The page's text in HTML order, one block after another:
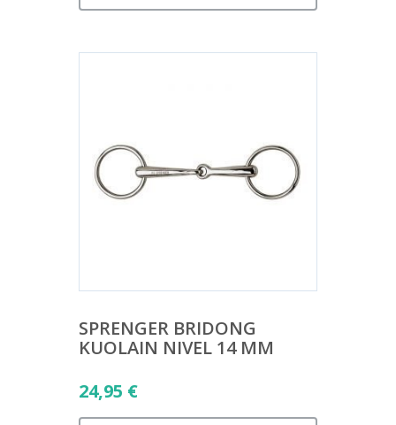
SPRENGER BRIDONG
KUOLAIN NIVEL 14 MM
24,95 €